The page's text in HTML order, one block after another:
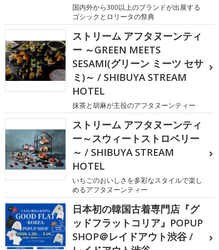
国内外から300以上のブランドが出展する
ゴシックとロリータの祭典
ストリーム アフタヌーンティ
ー ～GREEN MEETS
SESAMI(グリーン ミーツ セサ
ミ)～ / SHIBUYA STREAM
HOTEL
抹茶と胡麻が主役のアフタヌーンティー
ストリーム アフタヌーンティ
ー～スウィートストロベリー
～ / SHIBUYA STREAM
HOTEL
いちごのおいしさを多彩なスタイルで楽し
めるアフタヌーンティー
日本初の韓国古着専門店『グ
ッドフラットコリア』POPUP
SHOP＠レイドアウト渋谷 /